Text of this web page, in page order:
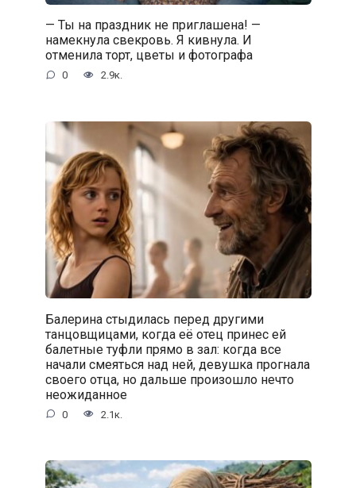
— Ты на праздник не приглашена! —
намекнула свекровь. Я кивнула. И
отменила торт, цветы и фотографа
0 2.9к.
Балерина стыдилась перед другими
танцовщицами, когда её отец принес ей
балетные туфли прямо в зал: когда все
начали смеяться над ней, девушка прогнала
своего отца, но дальше произошло нечто
неожиданное
0 2.1к.